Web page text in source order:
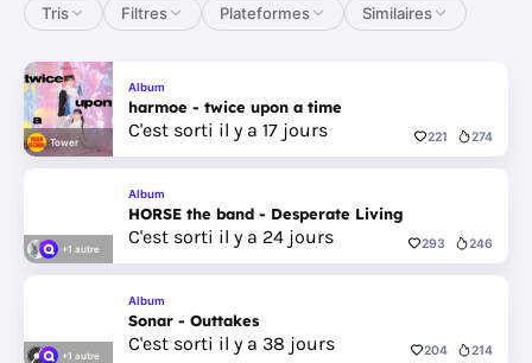
Tris Filtres Plateformes Similaires
Tower
Album
harmoe - twice upon a time
C'est sorti il y a 17 jours 221 274
+1 autre
Album
HORSE the band - Desperate Living
C'est sorti il y a 24 jours 293 246
+1 autre
Album
Sonar - Outtakes
C'est sorti il y a 38 jours 204 214